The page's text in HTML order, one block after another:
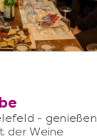
- genießen
der Weine